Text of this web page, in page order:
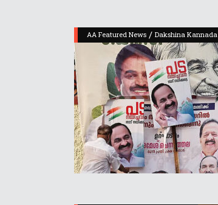
AA Featured News / Dakshina Kannada